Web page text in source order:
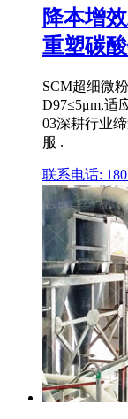
降本增
重塑碳
SCM超细微
D97≤5μm,适
03深耕行业
服 .
联系电话: 180